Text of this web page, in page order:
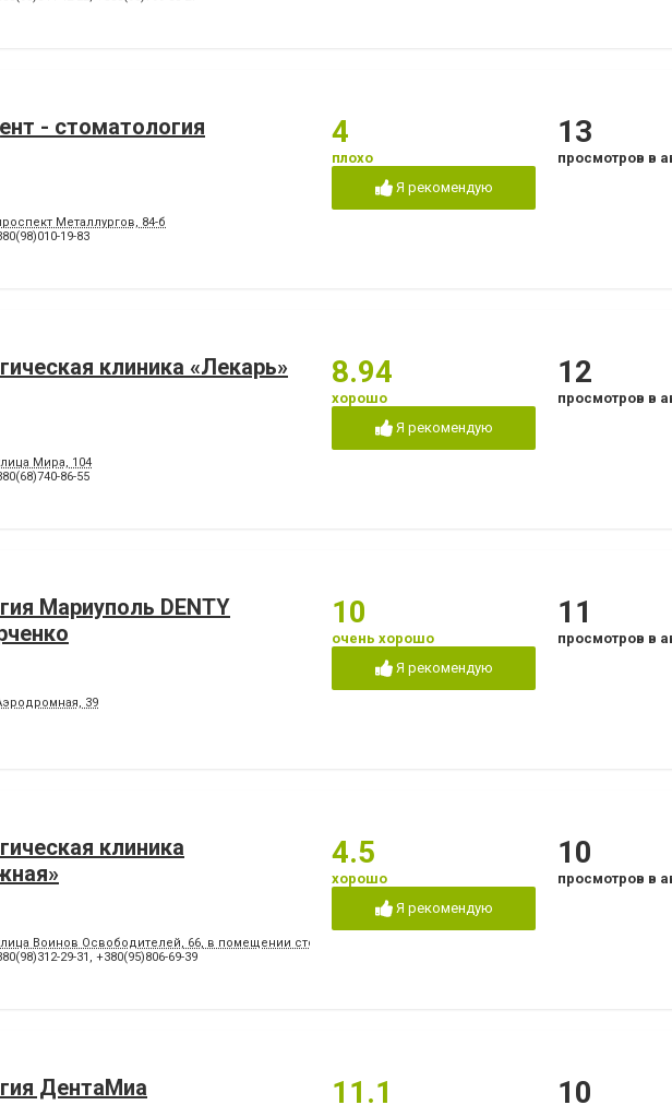
- стоматология
Металлургов, 84-б
19-83
4
плохо
Я рекомендую
13
просмотров в
клиника «Лекарь»
Мира, 104
86-55
8.94
хорошо
Я рекомендую
12
просмотров в
Мариуполь DENTY
39
10
очень хорошо
Я рекомендую
11
просмотров в
клиника
Воинов Освободителей, 66, в помещении стоматологической поликлиники № 3
29-31 , +380(95)806-69-39
4.5
хорошо
Я рекомендую
10
просмотров в
ДентаМиа 11.1 10